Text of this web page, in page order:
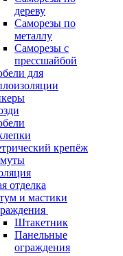
дереву
Саморезы по
металлу
Саморезы с
прессшайбой
для
крепёж
отделка
и мастики
Штакетник
Панельные
ограждения